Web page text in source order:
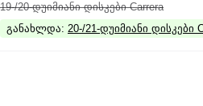
19-/20-დუიმიანი დისკები Carrera
განახლდა: 20-/21-დუიმიანი დისკები